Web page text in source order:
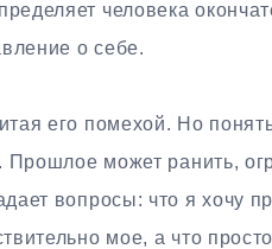
человека
о себе.
его помехой. Но
может ранить,
вопросы: что я хочу
мое, а что